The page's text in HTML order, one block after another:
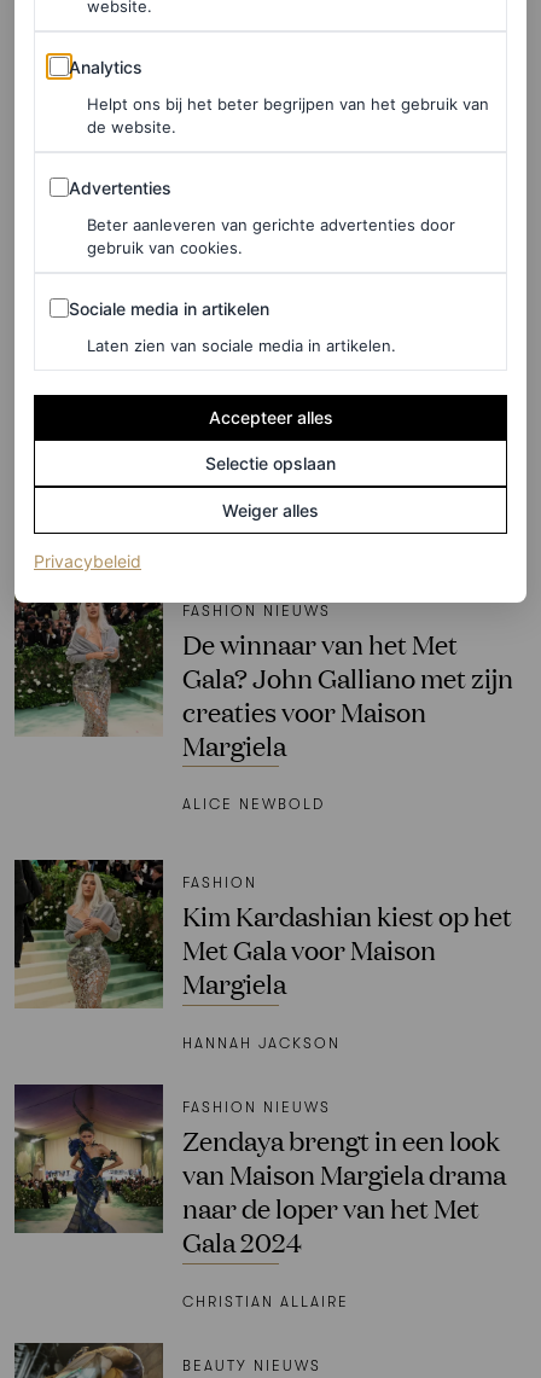
Couturepoppen,
zijn de grootste
modemomenten van 2024
MARJOLEIN VAN DEN BRAND
John Galliano vertrekt na 10
jaar bij Maison Margiela als
creative director
FASHION NIEUWS
De winnaar van het Met
Gala? John Galliano met zijn
creaties voor Maison
Margiela
ALICE NEWBOLD
FASHION
Kim Kardashian kiest op het
Met Gala voor Maison
Margiela
HANNAH JACKSON
FASHION NIEUWS
Zendaya brengt in een look
van Maison Margiela drama
naar de loper van het Met
Gala 2024
CHRISTIAN ALLAIRE
BEAUTY NIEUWS
website.
Analytics
Analytics
Helpt ons bij het beter begrijpen van het gebruik van
de website.
Advertenties
Advertenties
Beter aanleveren van gerichte advertenties door
gebruik van cookies.
Sociale media in artikelen
Sociale media in artikelen
Laten zien van sociale media in artikelen.
Accepteer alles
Selectie opslaan
Weiger alles
Privacybeleid